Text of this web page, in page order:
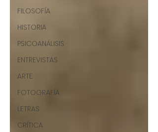
FILOSOFÍA
HISTORIA
PSICOANÁLISIS
ENTREVISTAS
ARTE
FOTOGRAFÍA
LETRAS
CRÍTICA